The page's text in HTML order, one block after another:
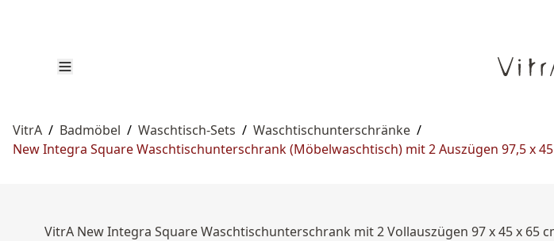
VitrA / Badmöbel / Waschtisch-Sets / Waschtischunterschränke /
New Integra Square Waschtischunterschrank (Möbelwaschtisch) mit 2 Auszügen 97,5 x
VitrA New Integra Square Waschtischunterschrank mit 2 Vollauszügen 97 x 45 x